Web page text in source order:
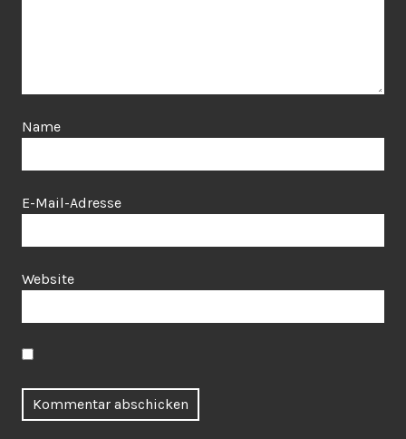
Name
E-Mail-Adresse
Website